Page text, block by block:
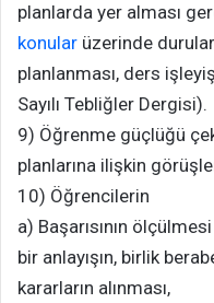
planlarda yer alması
konular üzerinde
planlanması, ders
Sayılı Tebliğler Dergisi).
9) Öğrenme güçlüğü
planlarına ilişkin
10) Öğrencilerin
a) Başarısının
bir anlayışın, birlik
kararların alınması,